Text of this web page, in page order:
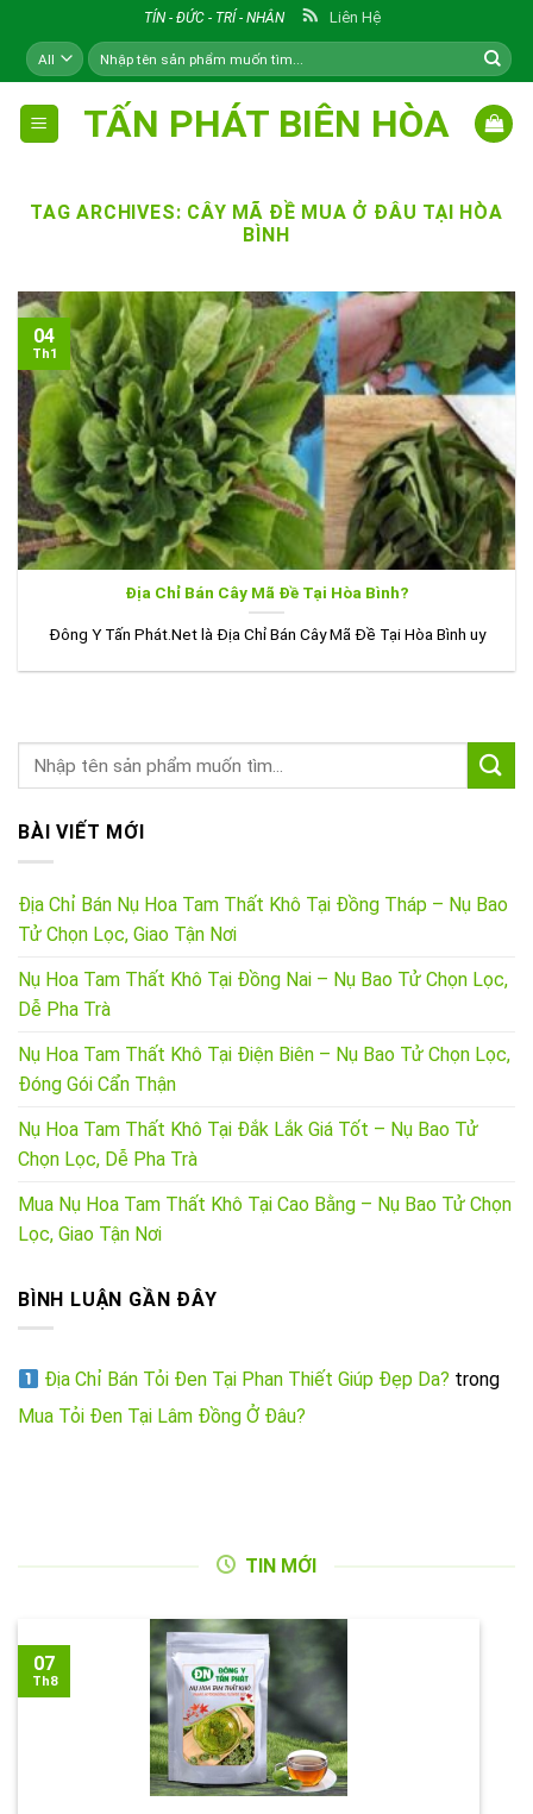
content
TÍN - ĐỨC - TRÍ - NHÂN Liên Hệ
Tìm
kiếm:
TẤN PHÁT BIÊN HÒA
TAG ARCHIVES: CÂY MÃ ĐỀ MUA Ở ĐÂU TẠI HÒA
BÌNH
Địa Chỉ Bán Cây Mã Đề Tại Hòa Bình?
Đông Y Tấn Phát.Net là Địa Chỉ Bán Cây Mã Đề Tại Hòa Bình uy
04
Th1
BÀI VIẾT MỚI
Địa Chỉ Bán Nụ Hoa Tam Thất Khô Tại Đồng Tháp – Nụ Bao
Tử Chọn Lọc, Giao Tận Nơi
Nụ Hoa Tam Thất Khô Tại Đồng Nai – Nụ Bao Tử Chọn Lọc,
Dễ Pha Trà
Nụ Hoa Tam Thất Khô Tại Điện Biên – Nụ Bao Tử Chọn Lọc,
Đóng Gói Cẩn Thận
Nụ Hoa Tam Thất Khô Tại Đắk Lắk Giá Tốt – Nụ Bao Tử
Chọn Lọc, Dễ Pha Trà
Mua Nụ Hoa Tam Thất Khô Tại Cao Bằng – Nụ Bao Tử Chọn
Lọc, Giao Tận Nơi
BÌNH LUẬN GẦN ĐÂY
Địa Chỉ Bán Tỏi Đen Tại Phan Thiết Giúp Đẹp Da? trong
Mua Tỏi Đen Tại Lâm Đồng Ở Đâu?
TIN MỚI
07
Th8